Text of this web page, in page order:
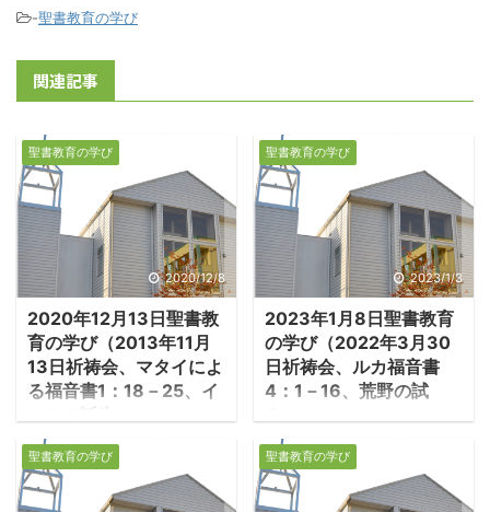
-聖書教育の学び
関連記事
聖書教育の学び
2020/12/8
2020年12月13日聖書教
育の学び（2013年11月
13日祈祷会、マタイによ
る福音書1：18－25、イ
イエス・キリストの誕
生の次第 ・マタイは福
音書の冒頭に「イエス・
聖書教育の学び
2023/1/3
2023年1月8日聖書教育
の学び（2022年3月30
日祈祷会、ルカ福音書
4：1－16、荒野の試
１．荒野の試み ・イ
エスがバプテスマを受け
られた時、天から声があ
聖書教育の学び 聖書教育の学び